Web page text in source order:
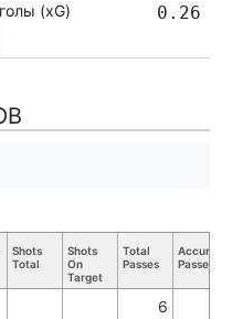
(xG) 0.26
Shots
Total
Shots
On
Target
Total
Passes
Accurate
Passes
6